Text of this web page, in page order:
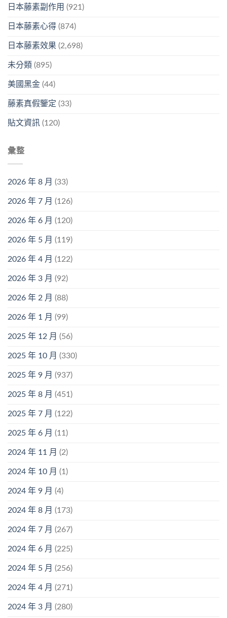
日本藤素副作用 (921)
日本藤素心得 (874)
日本藤素效果 (2,698)
未分類 (895)
美國黑金 (44)
藤素真假鑒定 (33)
貼文資訊 (120)
彙整
2026 年 8 月 (33)
2026 年 7 月 (126)
2026 年 6 月 (120)
2026 年 5 月 (119)
2026 年 4 月 (122)
2026 年 3 月 (92)
2026 年 2 月 (88)
2026 年 1 月 (99)
2025 年 12 月 (56)
2025 年 10 月 (330)
2025 年 9 月 (937)
2025 年 8 月 (451)
2025 年 7 月 (122)
2025 年 6 月 (11)
2024 年 11 月 (2)
2024 年 10 月 (1)
2024 年 9 月 (4)
2024 年 8 月 (173)
2024 年 7 月 (267)
2024 年 6 月 (225)
2024 年 5 月 (256)
2024 年 4 月 (271)
2024 年 3 月 (280)